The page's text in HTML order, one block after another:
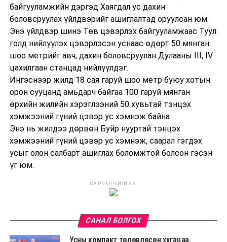
байгууламжийн дэргэд Хаягдал ус дахин
боловсруулах үйлдвэрийг ашиглалтад оруулсан юм.
Энэ үйлдвэр шинэ Төв цэвэрлэх байгууламжаас Туул
голд нийлүүлэх цэвэрлэсэн уснаас өдөрт 50 мянган
шоо метрийг авч, дахин боловсруулан Дулааны III, IV
цахилгаан станцад нийлүүлдэг.
Ингэснээр жилд 18 сая гаруй шоо метр буюу хотын
орон сууцанд амьдарч байгаа 100 гаруй мянган
өрхийн жилийн хэрэглээний 50 хувьтай тэнцэх
хэмжээний гүний цэвэр ус хэмнэж байна.
Энэ нь жилдээ дөрвөн Буйр нууртай тэнцэх
хэмжээний гүний цэвэр ус хэмнэж, саарал гэгдэх
усыг олон салбарт ашиглах боломжтой болсон гэсэн
үг юм.
СУРТАЛЧИЛГАА
САНАЛ БОЛГОХ
Усны компакт төлөвлөсөн хугацаа,